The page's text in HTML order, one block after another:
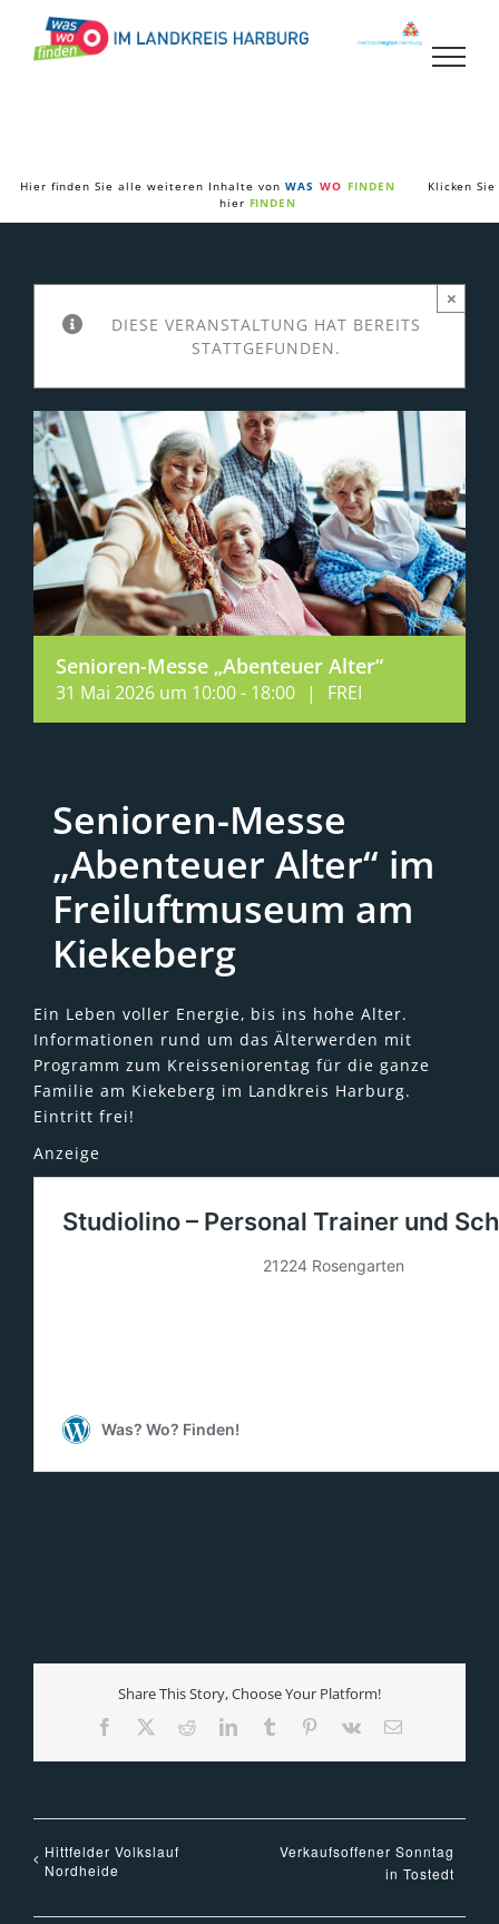
Inhalt
springen
Hier finden Sie alle weiteren Inhalte von WAS WO FINDEN
Klicken Sie
hier FINDEN
DIESE VERANSTALTUNG HAT BEREITS
STATTGEFUNDEN.
×
Senioren-Messe „Abenteuer Alter“
31 Mai 2026 um 10:00- 18:00 | FREI
Senioren-Messe
„Abenteuer Alter“ im
Freiluftmuseum am
Kiekeberg
Ein Leben voller Energie, bis ins hohe Alter.
Informationen rund um das Älterwerden mit
Programm zum Kreisseniorentag für die ganze
Familie am Kiekeberg im Landkreis Harburg.
Eintritt frei!
Anzeige
Share This Story, Choose Your Platform!
Facebook RedditLinkedIn
TumblrPinterest
Vk
Hittfelder Volkslauf
Nordheide
Verkaufsoffener Sonntag
in Tostedt